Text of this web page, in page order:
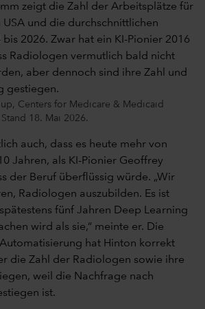
Centers for Medicare & Medicaid
18. Mai 2026.
auch, dass es heute mehr von
Jahren, als KI-Pionier Geoffrey
der Beruf überflüssig würde. „Wir
Radiologen auszubilden. Es ist
fünf Jahren Deep Learning
wird als sie,“ meinte er. Die
hat Hinton korrekt
die Zahl der Radiologen sowie ihre
weil die Nachfrage nach
ist.